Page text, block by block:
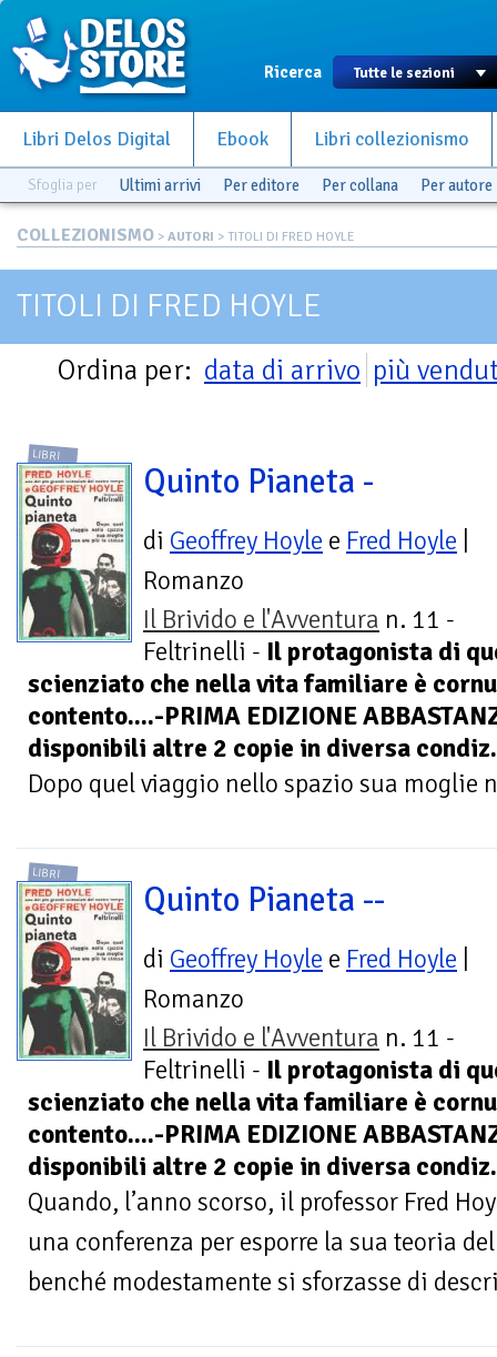
Ricerca
Libri Delos Digital Ebook Libri collezionismo
Sfoglia per Ultimi arrivi Per editore Per collana Per autore
COLLEZIONISMO > AUTORI > TITOLI DI FRED HOYLE
TITOLI DI FRED HOYLE
Ordina per: data di arrivo più
LIBRI
Quinto Pianeta -
di Geoffrey Hoyle e Fred Hoyle
Romanzo
Il Brivido e l'Avventura n. 11 -
Feltrinelli - Il protagonista di
scienziato che nella vita familiare è
contento....-PRIMA EDIZIONE
disponibili altre 2 copie in diversa condiz.
Dopo quel viaggio nello spazio sua moglie
LIBRI
Quinto Pianeta --
di Geoffrey Hoyle e Fred Hoyle
Romanzo
Il Brivido e l'Avventura n. 11 -
Feltrinelli - Il protagonista di
scienziato che nella vita familiare è
contento....-PRIMA EDIZIONE
disponibili altre 2 copie in diversa condiz.
Quando, l’anno scorso, il professor Fred
una conferenza per esporre la sua teoria
benché modestamente si sforzasse di